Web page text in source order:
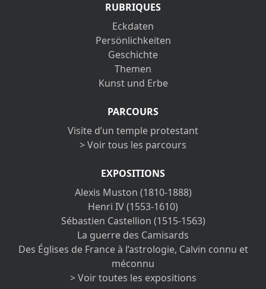
RUBRIQUES
Eckdaten
Persönlichkeiten
Geschichte
Themen
Kunst und Erbe
PARCOURS
Visite d’un temple protestant
> Voir tous les parcours
EXPOSITIONS
Alexis Muston (1810-1888)
Henri IV (1553-1610)
Sébastien Castellion (1515-1563)
La guerre des Camisards
Des Églises de France à l’astrologie, Calvin connu et
méconnu
> Voir toutes les expositions